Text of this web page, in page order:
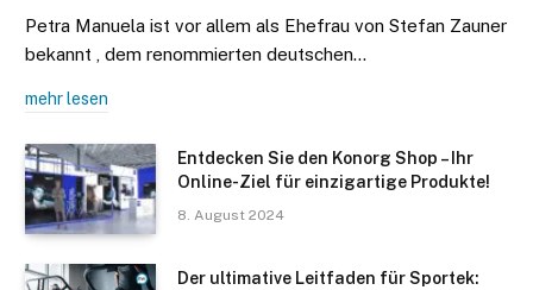
Petra Manuela ist vor allem als Ehefrau von Stefan Zauner
bekannt , dem renommierten deutschen…
mehr lesen
Entdecken Sie den Konorg Shop – Ihr
Online-Ziel für einzigartige Produkte!
8. August 2024
Der ultimative Leitfaden für Sportek: